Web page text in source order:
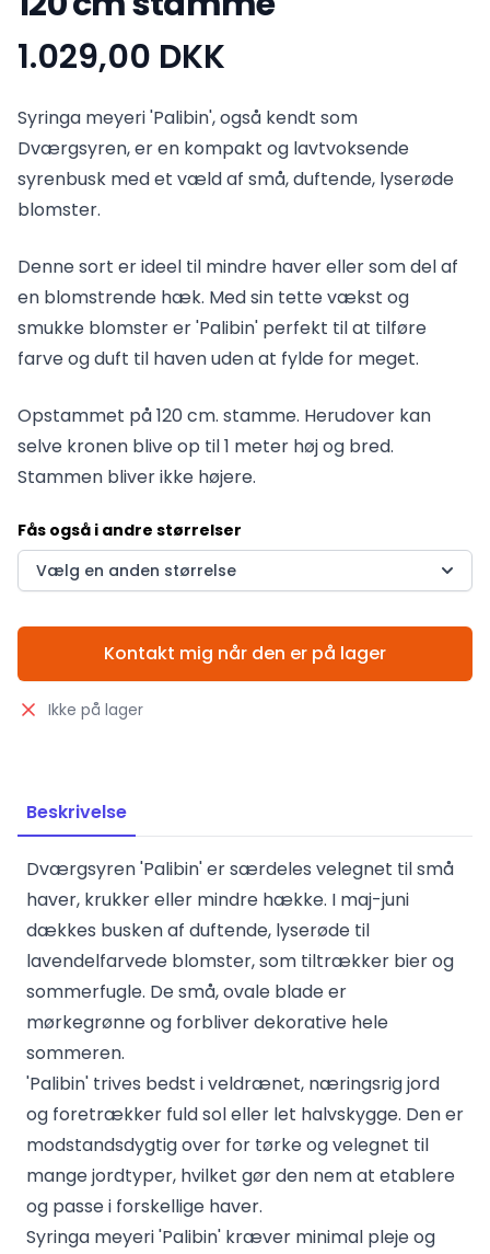
Produktinformation
1.029,00 DKK
Syringa meyeri 'Palibin', også kendt som
Dværgsyren, er en kompakt og lavtvoksende
syrenbusk med et væld af små, duftende, lyserøde
blomster.
Denne sort er ideel til mindre haver eller som del af
en blomstrende hæk. Med sin tette vækst og
smukke blomster er 'Palibin' perfekt til at tilføre
farve og duft til haven uden at fylde for meget.
Opstammet på 120 cm. stamme. Herudover kan
selve kronen blive op til 1 meter høj og bred.
Stammen bliver ikke højere.
Fås også i andre størrelser
Vælg en anden størrelse
Kontakt mig når den er på lager
Ikke på lager
Beskrivelse
Dværgsyren 'Palibin' er særdeles velegnet til små
haver, krukker eller mindre hække. I maj-juni
dækkes busken af duftende, lyserøde til
lavendelfarvede blomster, som tiltrækker bier og
sommerfugle. De små, ovale blade er
mørkegrønne og forbliver dekorative hele
sommeren.
'Palibin' trives bedst i veldrænet, næringsrig jord
og foretrækker fuld sol eller let halvskygge. Den er
modstandsdygtig over for tørke og velegnet til
mange jordtyper, hvilket gør den nem at etablere
og passe i forskellige haver.
Syringa meyeri 'Palibin' kræver minimal pleje og